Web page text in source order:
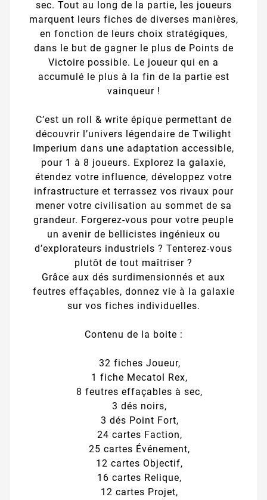
sec. Tout au long de la partie, les joueurs
marquent leurs fiches de diverses manières,
en fonction de leurs choix stratégiques,
dans le but de gagner le plus de Points de
Victoire possible. Le joueur qui en a
accumulé le plus à la fin de la partie est
vainqueur !
C’est un roll & write épique permettant de
découvrir l’univers légendaire de Twilight
Imperium dans une adaptation accessible,
pour 1 à 8 joueurs. Explorez la galaxie,
étendez votre influence, développez votre
infrastructure et terrassez vos rivaux pour
mener votre civilisation au sommet de sa
grandeur. Forgerez-vous pour votre peuple
un avenir de bellicistes ingénieux ou
d’explorateurs industriels ? Tenterez-vous
plutôt de tout maîtriser ?
Grâce aux dés surdimensionnés et aux
feutres effaçables, donnez vie à la galaxie
sur vos fiches individuelles.
Contenu de la boite :
32 fiches Joueur,
1 fiche Mecatol Rex,
8 feutres effaçables à sec,
3 dés noirs,
3 dés Point Fort,
24 cartes Faction,
25 cartes Événement,
12 cartes Objectif,
16 cartes Relique,
12 cartes Projet,